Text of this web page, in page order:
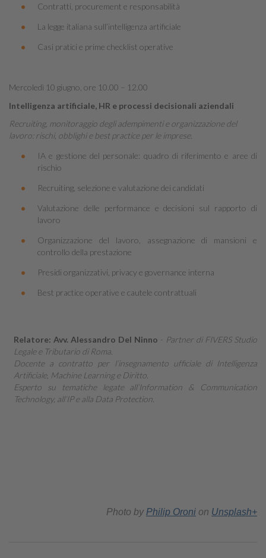
Contratti, procurement e responsabilità
La legge italiana sull’intelligenza artificiale
Casi pratici e prime checklist operative
Mercoledì 10 giugno, ore 10.00 – 12.00
Intelligenza artificiale, HR e processi decisionali aziendali
Recruiting, monitoraggio degli adempimenti e organizzazione del
lavoro: rischi, obblighi e best practice per le imprese.
IA e gestione del personale: quadro di riferimento e aree di
rischio
Recruiting, selezione e valutazione dei candidati
Valutazione delle performance e decisioni sul rapporto di
lavoro
Organizzazione del lavoro, assegnazione di mansioni e
controllo della prestazione
Presidi organizzativi, privacy e governance interna
Best practice operative e cautele contrattuali
Relatore: Avv. Alessandro Del Ninno - Partner di FIVERS Studio
Legale e Tributario di Roma.
Docente a contratto per l’insegnamento ufficiale di Intelligenza
Artificiale, Machine Learning e Diritto.
Esperto su tematiche legate all’Information & Communication
Technology, all’IP e alla Data Protection.
Photo by Philip Oroni on Unsplash+